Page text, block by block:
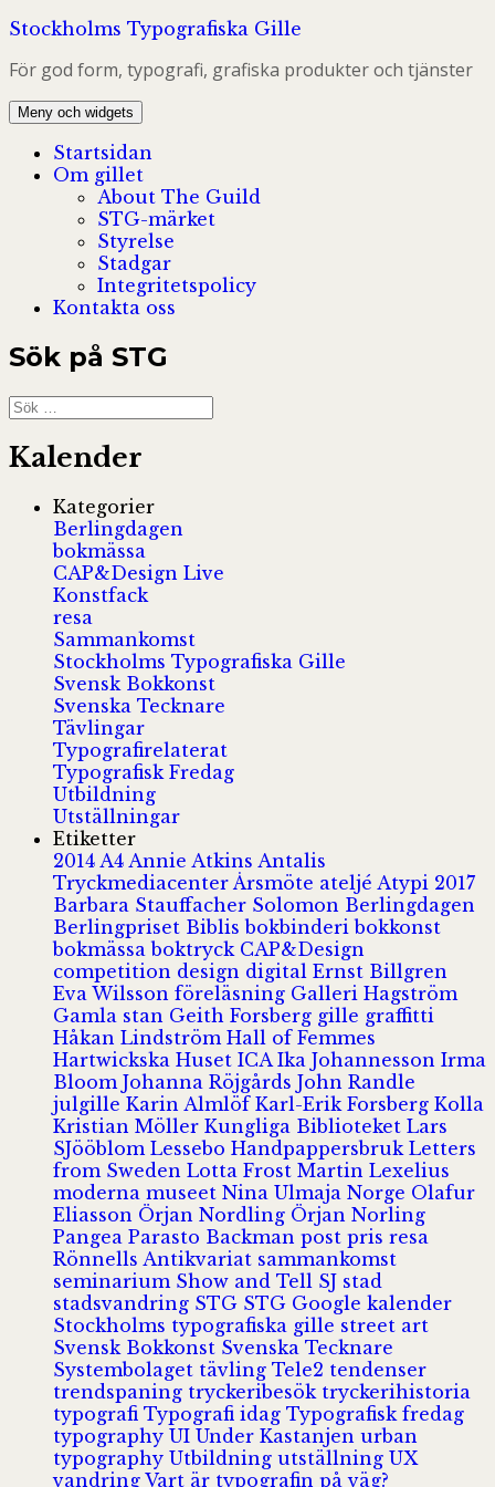
Hoppa
innehåll
Stockholms Typografiska Gille
För god form, typografi, grafiska produkter och tjänster
Meny och widgets
Startsidan
Om gillet
About The Guild
STG-märket
Styrelse
Stadgar
Integritetspolicy
Kontakta oss
Sök på STG
Sök
efter:
Kalender
Kategorier
Berlingdagen
bokmässa
CAP&Design Live
Konstfack
resa
Sammankomst
Stockholms Typografiska Gille
Svensk Bokkonst
Svenska Tecknare
Tävlingar
Typografirelaterat
Typografisk Fredag
Utbildning
Utställningar
Etiketter
2014 A4 Annie Atkins Antalis
Tryckmediacenter Årsmöte ateljé Atypi 2017
Barbara Stauffacher Solomon Berlingdagen
Berlingpriset Biblisbokbinderibokkonst
bokmässaboktryck CAP&Design
competition design digital Ernst Billgren
Eva Wilsson föreläsning Galleri Hagström
Gamla stan Geith Forsberg gille graffitti
Håkan Lindström Hall of Femmes
Hartwickska Huset ICA Ika Johannesson Irma
Bloom Johanna Röjgårds John Randle
julgille Karin Almlöf Karl-Erik Forsberg Kolla
Kristian Möller Kungliga Biblioteket Lars
SJööblom Lessebo Handpappersbruk Letters
from Sweden Lotta Frost Martin Lexelius
moderna museet Nina Ulmaja Norge Olafur
Eliasson Örjan Nordling Örjan Norling
Pangea Parasto Backman post pris resa
Rönnells Antikvariat sammankomst
seminarium Show and Tell SJ stad
stadsvandring STG STG Google kalender
Stockholms typografiska gille street art
Svensk Bokkonst Svenska Tecknare
Systembolaget tävling Tele2 tendenser
trendspaning tryckeribesök tryckerihistoria
typografi Typografi idag Typografisk fredag
typography UI Under Kastanjen urban
typography Utbildning utställning UX
vandring Vart är typografin på väg?